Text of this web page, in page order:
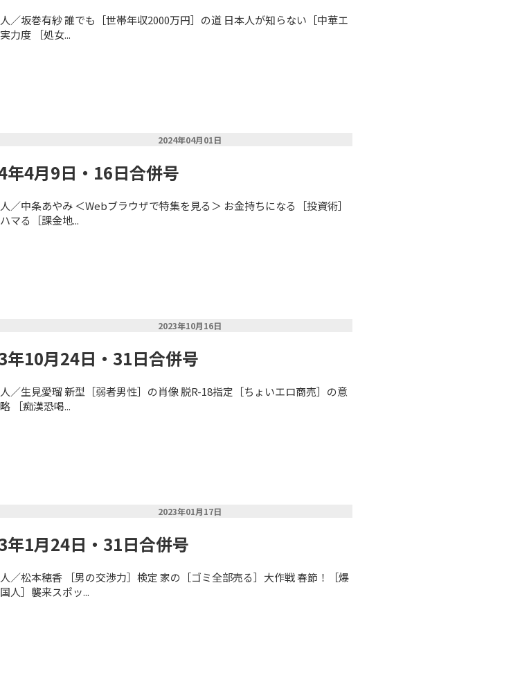
／坂巻有紗 誰でも［世帯年収2000万円］の道 日本人が知らない［中華エ
力度 ［処女...
2024年04月01日
年4月9日・16日合併号
／中条あやみ ＜Webブラウザで特集を見る＞ お金持ちになる［投資術］
マる［課金地...
2023年10月16日
年10月24日・31日合併号
／生見愛瑠 新型［弱者男性］の肖像 脱R-18指定［ちょいエロ商売］の意
［痴漢恐喝...
2023年01月17日
年1月24日・31日合併号
／松本穂香 ［男の交渉力］検定 家の［ゴミ全部売る］大作戦 春節！［爆
人］襲来スポッ...